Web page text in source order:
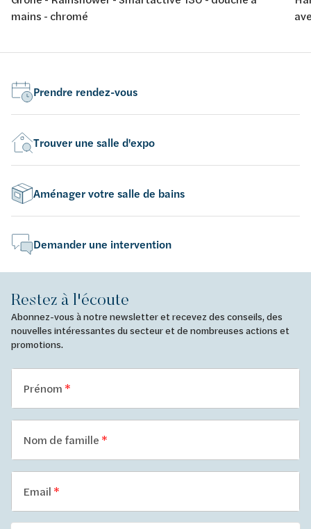
mains - chromé
Prendre rendez-vous
Trouver une salle d'expo
Aménager votre salle de bains
Demander une intervention
Restez à l'écoute
Abonnez-vous à notre newsletter et recevez des conseils, des
nouvelles intéressantes du secteur et de nombreuses actions et
promotions.
Prénom
Nom de famille
Email